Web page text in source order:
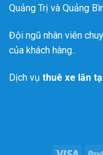
Quảng Trị và Quảng
Đội ngũ nhân viên
của khách hàng..
Dịch vụ thuê xe lăn